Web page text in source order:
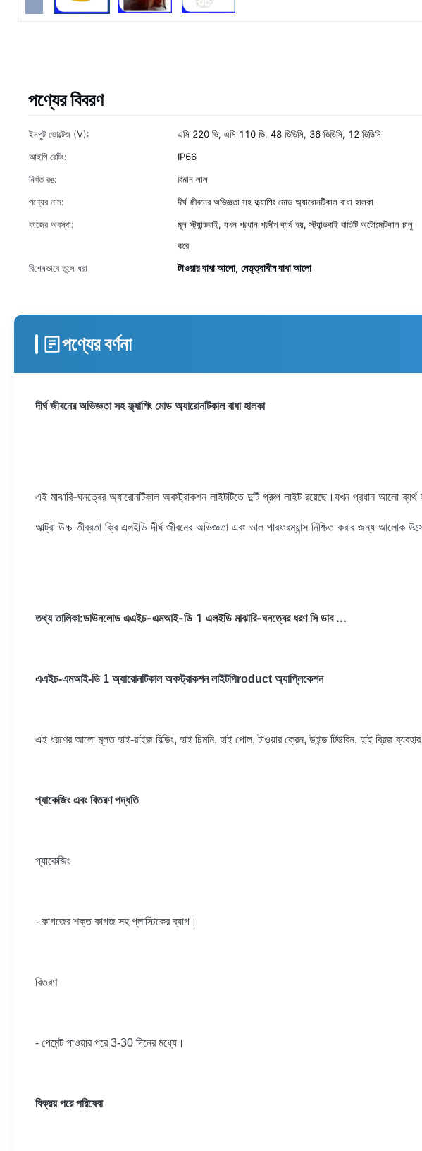
পণ্যের বিবরণ
ইনপুট ভোল্টেজ (V): এসি 220 ভি, এসি 110 ভি, 48 ভিডিসি, 36 ভিডিসি, 12 ভিডিসি
আইপি রেটিং:
IP66
নির্গত রঙ:
বিমান লাল
পণ্যের নাম:
দীর্ঘ জীবনের অভিজ্ঞতা সহ ফ্ল্যাশিং মোড অ্যারোনটিকাল বাধা হালকা
কাজের অবস্থা:
মূল স্ট্যান্ডবাই, যখন প্রধান প্রদীপ ব্যর্থ হয়, স্ট্যান্ডবাই বাতিটি অটোমেটিকাল চালু
করে
বিশেষভাবে তুলে ধরা
টাওয়ার বাধা আলো, নেতৃত্বাধীন বাধা আলো
পণ্যের বর্ণনা
দীর্ঘ জীবনের অভিজ্ঞতা সহ ফ্ল্যাশিং মোড অ্যারোনটিকাল বাধা হালকা
এই মাঝারি-ঘনত্বের অ্যারোনটিকাল অবস্ট্রাকশন লাইটটিতে দুটি গ্রুপ লাইট রয়েছে।যখন প্রধান আলো ব্যর্থ
আল্ট্রা উচ্চ তীব্রতা ক্রি এলইডি দীর্ঘ জীবনের অভিজ্ঞতা এবং ভাল পারফরম্যান্স নিশ্চিত করার জন্য আলোক
তথ্য তালিকা:ডাউনলোড এএইচ-এমআই-ডি 1 এলইডি মাঝারি-ঘনত্বের ধরণ সি ডাব ...
এএইচ-এমআই-ডি 1 অ্যারোনটিকাল অবস্ট্রাকশন লাইটপিroduct অ্যাপ্লিকেশন
এই ধরণের আলো মূলত হাই-রাইজ বিল্ডিং, হাই চিমনি, হাই পোল, টাওয়ার ক্রেন, উইন্ড টিউবিন, হাই ব্রিজ
প্যাকেজিং এবং বিতরণ পদ্ধতি
প্যাকেজিং
- কাগজের শক্ত কাগজ সহ প্লাস্টিকের ব্যাগ।
বিতরণ
- পেমেন্ট পাওয়ার পরে 3-30 দিনের মধ্যে।
বিক্রয় পরে পরিষেবা